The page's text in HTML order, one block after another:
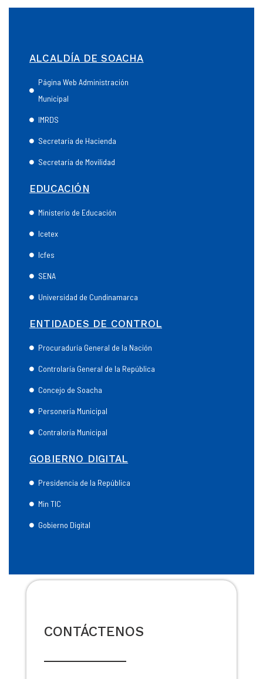
ALCALDÍA DE SOACHA
Página Web Administración
Municipal
IMRDS
Secretaría de Hacienda
Secretaría de Movilidad
EDUCACIÓN
Ministerio de Educación
Icetex
Icfes
SENA
Universidad de Cundinamarca
ENTIDADES DE CONTROL
Procuraduría General de la Nación
Controlaría General de la República
Concejo de Soacha
Personería Municipal
Contraloría Municipal
GOBIERNO DIGITAL
Presidencia de la República
Min TIC
Gobierno Digital
CONTÁCTENOS